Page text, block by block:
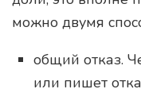
можно двумя
общий отказ.
или пишет